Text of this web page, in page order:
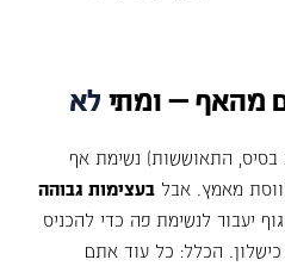
מהאף—ומתי לא
בסיס, התאוששות) נשימת אף
מאמץ. אבל בעצימות גבוהה
יעבור לנשימת פה כדי להכניס
כישלון. הכלל: כל עוד אתם